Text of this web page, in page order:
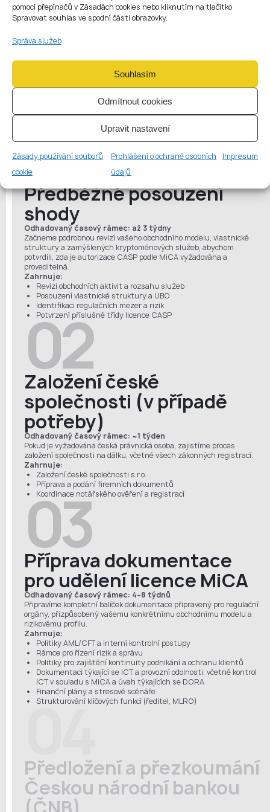
pomocí přepínačů v Zásadách cookies nebo kliknutím na tlačítko
Spravovat souhlas ve spodní části obrazovky.
Správa služeb
Souhlasím
Odmítnout cookies
Upravit nastavení
Zásady používání souborů
cookie
Prohlášení o ochraně osobních
údajů
Impresum
ZÍSKÁNÍLICENCE PRO
KRYPTOMĚNY V ČESKÉ
REPUBLICE
Proces udělování licencí CASP v České republice je
zcela vzdálený a strukturovaný podle jasných
regulačních milníků. Níže je uveden přehled klíčových
kroků a realistických časových harmonogramů.
01
Předběžné posouzení
shody
Odhadovaný časový rámec: až 3 týdny
Začneme podrobnou revizí vašeho obchodního modelu, vlastnické
struktury a zamýšlených kryptoměnových služeb, abychom
potvrdili, zda je autorizace CASP podle MiCA vyžadována a
proveditelná.
Zahrnuje:
Revizi obchodních aktivit a rozsahu služeb
Posouzení vlastnické struktury a UBO
Identifikaci regulačních mezer a rizik
Potvrzení příslušné třídy licence CASP
02
Založení české
společnosti (v případě
potřeby)
Odhadovaný časový rámec: ~1 týden
Pokud je vyžadována česká právnická osoba, zajistíme proces
založení společnosti na dálku, včetně všech zákonných registrací.
Zahrnuje:
Založení české společnosti s.r.o.
Příprava a podání firemních dokumentů
Koordinace notářského ověření a registrací
03
Příprava dokumentace
pro udělení licence MiCA
Odhadovaný časový rámec: 4–8 týdnů
Připravíme kompletní balíček dokumentace připravený pro regulační
orgány, přizpůsobený vašemu konkrétnímu obchodnímu modelu a
rizikovému profilu.
Zahrnuje:
Politiky AML/CFT a interní kontrolní postupy
Rámce pro řízení rizik a správu
Politiky pro zajištění kontinuity podnikání a ochranu klientů
Dokumentaci týkající se ICT a provozní odolnosti, včetně kontrol
ICT v souladu s MiCA a úvah týkajících se DORA
Finanční plány a stresové scénáře
Strukturování klíčových funkcí (ředitel, MLRO)
04
Předložení a přezkoumání
Českou národní bankou